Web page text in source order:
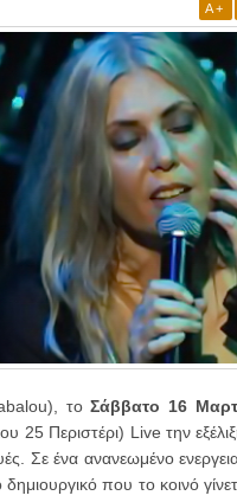
A +
τοΣάββατο 16
25 Περιστέρι) Live την
Σε ένα ανανεωμένο
που το κοινό